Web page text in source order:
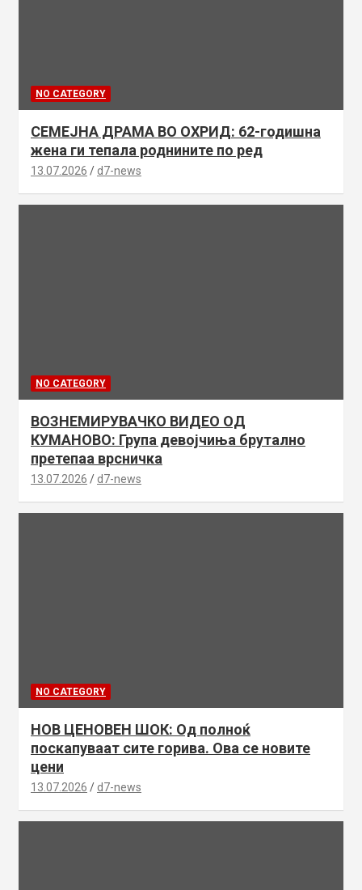
NO CATEGORY
СЕМЕЈНА ДРАМА ВО ОХРИД: 62-годишна
жена ги тепала роднините по ред
13.07.2026 d7-news
NO CATEGORY
ВОЗНЕМИРУВАЧКО ВИДЕО ОД
КУМАНОВО: Група девојчиња брутално
претепаа врсничка
13.07.2026 d7-news
NO CATEGORY
НОВ ЦЕНОВЕН ШОК: Од полноќ
поскапуваат сите горива. Ова се новите
цени
13.07.2026 d7-news